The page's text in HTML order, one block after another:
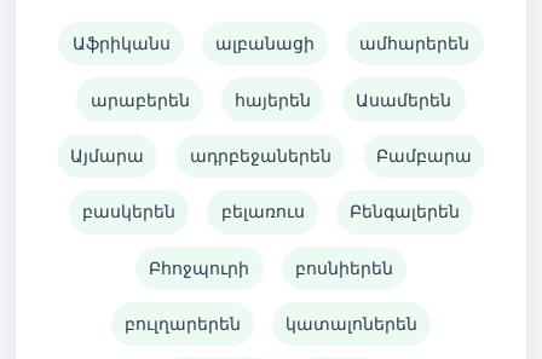
Աֆրիկանս ալբանացի ամհարերեն
արաբերեն հայերեն Ասամերեն
Այմարա ադրբեջաներեն Բամբարա
բասկերեն բելառուս Բենգալերեն
Բհոջպուրի բոսնիերեն
բուլղարերեն կատալոներեն